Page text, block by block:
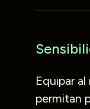
Equipar
permitan